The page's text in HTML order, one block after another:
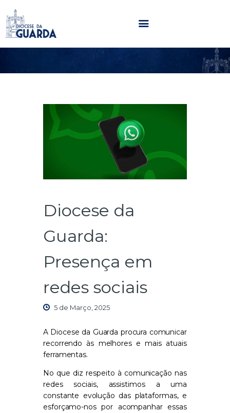
HOME
PARÓQUIAS
NOTÍCIAS
SENTIR COM A IGREJA
Diocese da
Guarda:
Presença em
redes sociais
5 de Março, 2025
A Diocese da Guarda procura comunicar
recorrendo às melhores e mais atuais
ferramentas.
No que diz respeito à comunicação nas
redes sociais, assistimos a uma
constante evolução das plataformas, e
esforçamo-nos por acompanhar essas